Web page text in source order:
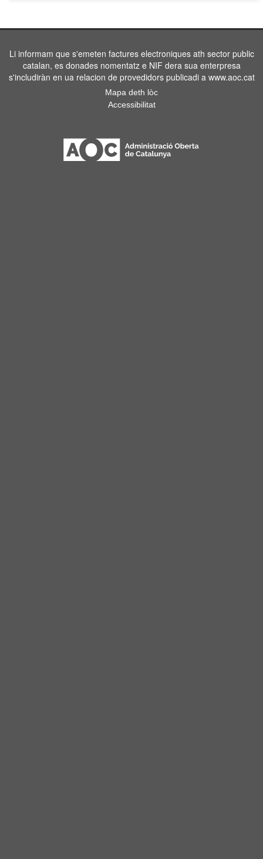
Li informam que s'emeten factures electroniques ath sector public
catalan, es donades nomentatz e NIF dera sua enterpresa
s'includiràn en ua relacion de provedidors publicadi a www.aoc.cat
Mapa deth lòc
Accessibilitat